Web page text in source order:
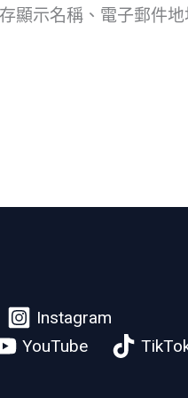
顯示名稱、電子郵件
Instagram
YouTube